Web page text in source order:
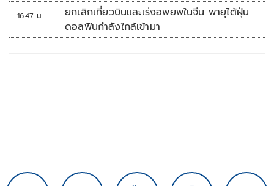
16:47 น.
ยกเลิกเที่ยวบินและเร่งอพยพในจีน พายุไต้ฝุ่น
ดอลฟินกำลังใกล้เข้ามา